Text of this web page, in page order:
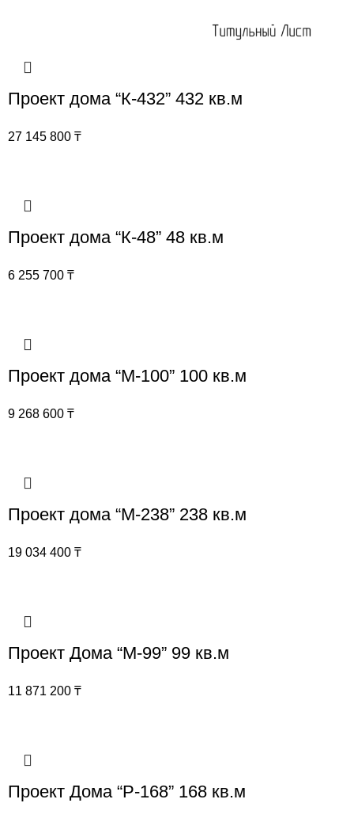
Проект дома “К-432” 432 кв.м
27 145 800 ₸
Проект дома “К-48” 48 кв.м
6 255 700 ₸
Проект дома “М-100” 100 кв.м
9 268 600 ₸
Проект дома “М-238” 238 кв.м
19 034 400 ₸
Проект Дома “М-99” 99 кв.м
11 871 200 ₸
Проект Дома “Р-168” 168 кв.м